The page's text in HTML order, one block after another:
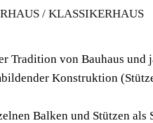
/ KLASSIKERHAUS
von Bauhaus und
Konstruktion
Balken und Stützen